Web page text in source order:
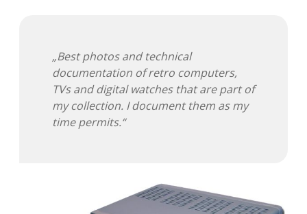
Adventskalender 2015
Adventskalender 2016
Adventskalender 2017
Adventskalender 2019
„Best photos and technical
documentation of retro computers,
TVs and digital watches that are part of
my collection. I document them as my
time permits.“